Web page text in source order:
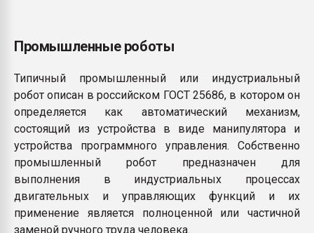
Промышленные роботы
Типичный промышленный или индустриальный
робот описан в российском ГОСТ 25686, в котором он
определяется как автоматический механизм,
состоящий из устройства в виде манипулятора и
устройства программного управления. Собственно
промышленный робот предназначен для
выполнения в индустриальных процессах
двигательных и управляющих функций и их
применение является полноценной или частичной
заменой ручного труда человека.